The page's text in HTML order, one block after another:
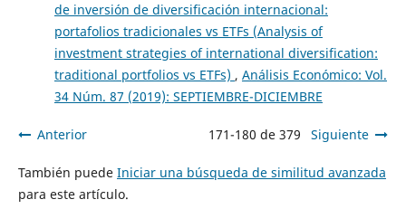
de inversión de diversificación internacional:
portafolios tradicionales vs ETFs (Analysis of
investment strategies of international diversification:
traditional portfolios vs ETFs) , Análisis Económico: Vol.
34 Núm. 87 (2019): SEPTIEMBRE-DICIEMBRE
Anterior 171-180 de 379 Siguiente
También puede Iniciar una búsqueda de similitud avanzada
para este artículo.